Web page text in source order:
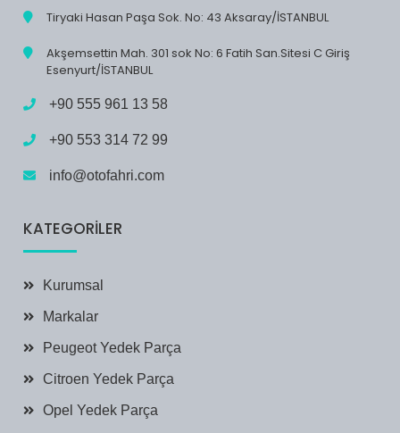
Tiryaki Hasan Paşa Sok. No: 43 Aksaray/İSTANBUL
Akşemsettin Mah. 301 sok No: 6 Fatih San.Sitesi C Giriş
Esenyurt/İSTANBUL
+90 555 961 13 58
+90 553 314 72 99
info@otofahri.com
KATEGORILER
Kurumsal
Markalar
Peugeot Yedek Parça
Citroen Yedek Parça
Opel Yedek Parça